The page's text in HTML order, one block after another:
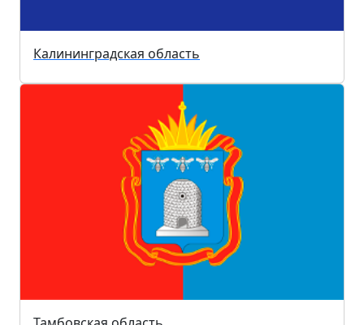
Калининградская область